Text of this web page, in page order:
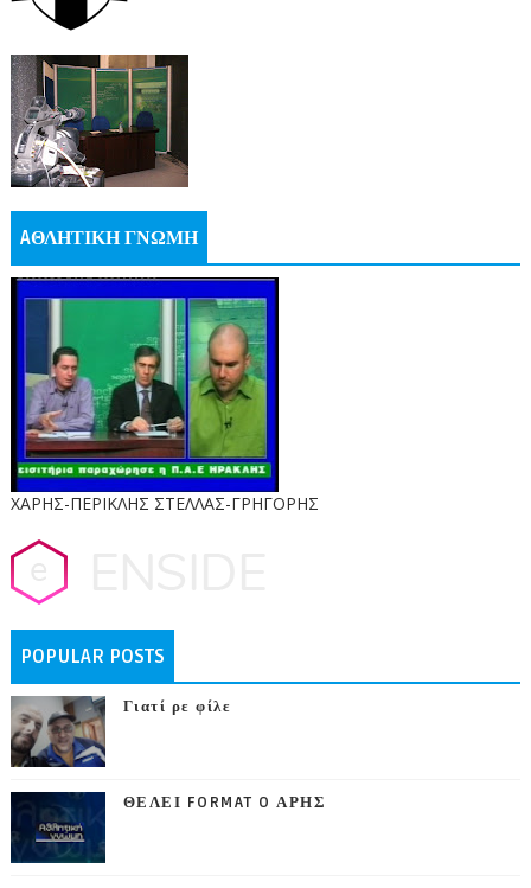
AΘΛΗΤΙΚΗ ΓΝΩΜΗ
ΧΑΡΗΣ-ΠΕΡΙΚΛΗΣ ΣΤΕΛΛΑΣ-ΓΡΗΓΟΡΗΣ
POPULAR POSTS
Γιατί ρε φίλε
ΘΕΛΕΙ FORMAT O ΑΡΗΣ